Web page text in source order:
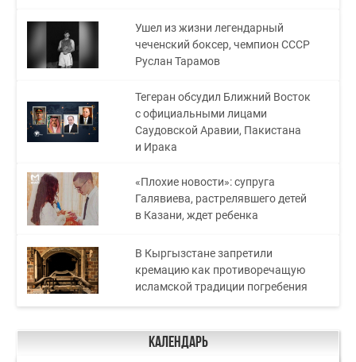
Ушел из жизни легендарный
чеченский боксер, чемпион СССР
Руслан Тарамов
Тегеран обсудил Ближний Восток
с официальными лицами
Саудовской Аравии, Пакистана
и Ирака
«Плохие новости»: супруга
Галявиева, растрелявшего детей
в Казани, ждет ребенка
В Кыргызстане запретили
кремацию как противоречащую
исламской традиции погребения
Календарь